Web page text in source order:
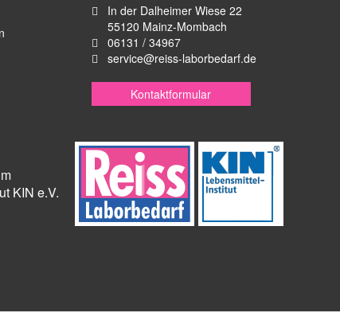
In der Dalheimer Wiese 22
55120 Mainz-Mombach
06131 / 34967
service@reiss-laborbedarf.de
Kontaktformular
KIN e.V.